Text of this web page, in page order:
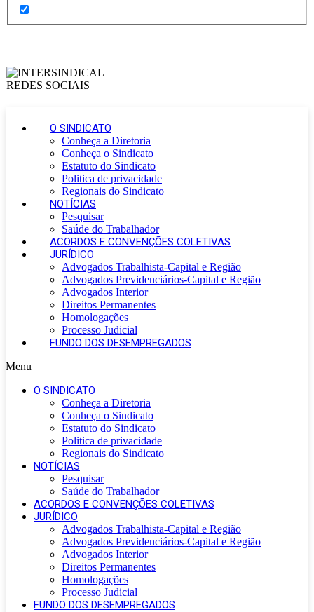
O SINDICATO
Conheça a Diretoria
Conheça o Sindicato
Estatuto do Sindicato
Politica de privacidade
Regionais do Sindicato
NOTÍCIAS
Pesquisar
Saúde do Trabalhador
ACORDOS E CONVENÇÕES COLETIVAS
JURÍDICO
Advogados Trabalhista-Capital e Região
Advogados Previdenciários-Capital e Região
Advogados Interior
Direitos Permanentes
Homologações
Processo Judicial
FUNDO DOS DESEMPREGADOS
Menu
O SINDICATO
Conheça a Diretoria
Conheça o Sindicato
Estatuto do Sindicato
Politica de privacidade
Regionais do Sindicato
NOTÍCIAS
Pesquisar
Saúde do Trabalhador
ACORDOS E CONVENÇÕES COLETIVAS
JURÍDICO
Advogados Trabalhista-Capital e Região
Advogados Previdenciários-Capital e Região
Advogados Interior
Direitos Permanentes
Homologações
Processo Judicial
FUNDO DOS DESEMPREGADOS